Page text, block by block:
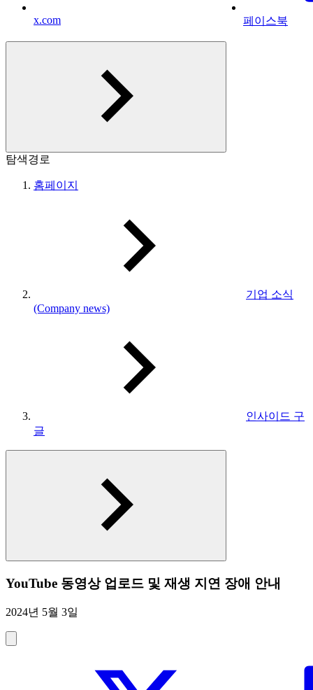
x.com 페이스북
탐색경로
홈페이지
기업 소식
(Company news)
인사이드 구
글
YouTube 동영상 업로드 및 재생 지연 장애 안내
2024년 5월 3일